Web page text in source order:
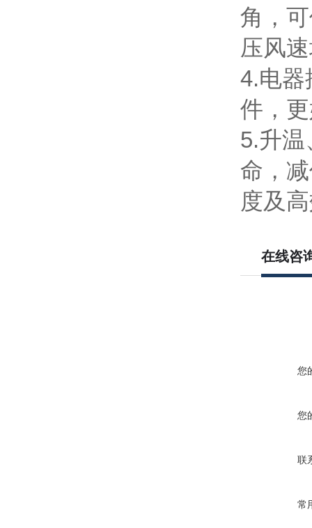
角，
压风
4.电器
件，
5.升
命，
度及
在线咨
您
您
联
常